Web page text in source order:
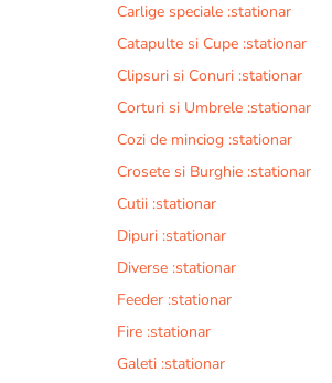
Carlige speciale :stationar
Catapulte si Cupe :stationar
Clipsuri si Conuri :stationar
Corturi si Umbrele :stationar
Cozi de minciog :stationar
Crosete si Burghie :stationar
Cutii :stationar
Dipuri :stationar
Diverse :stationar
Feeder :stationar
Fire :stationar
Galeti :stationar